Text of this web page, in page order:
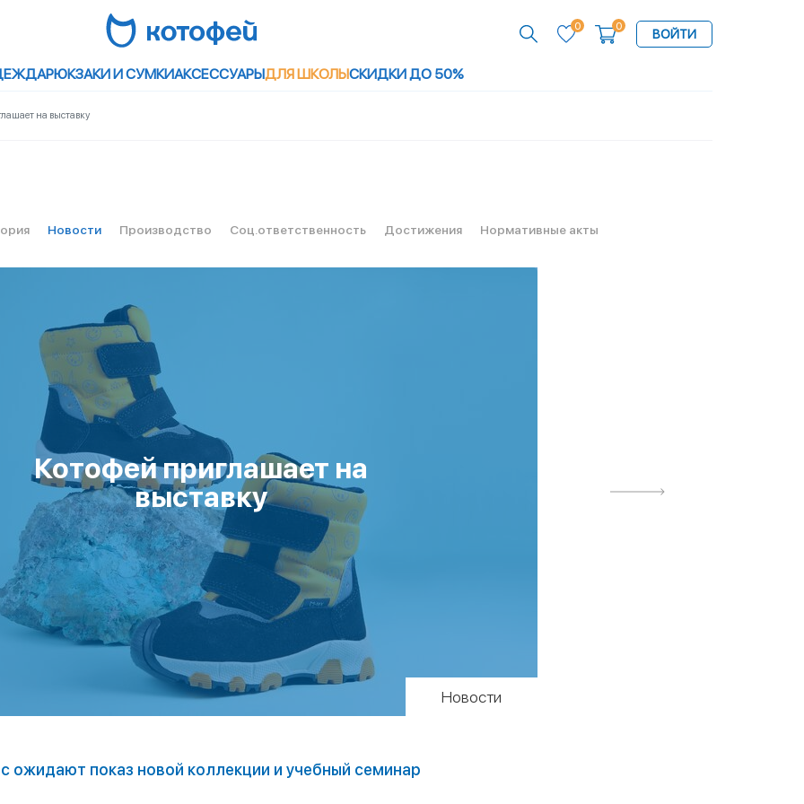
0 0
ВОЙТИ
РЮКЗАКИ И СУМКИАКСЕССУАРЫДЛЯ ШКОЛЫСКИДКИ ДО 50%
на выставку
Новости Производство Соц.ответственность Достижения Нормативные акты
Новости
Котофей приглашает на
выставку
ожидают показ новой коллекции и учебный семинар